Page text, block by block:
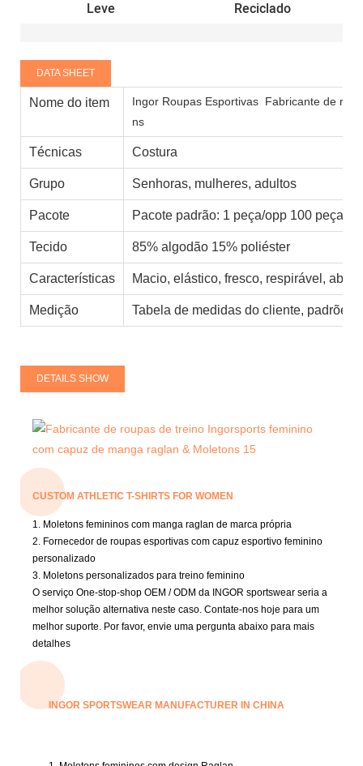
Leve Reciclado
DATA SHEET
Nome do item Ingor Roupas Esportivas Fabricante de
ns
Técnicas Costura
Grupo Senhoras, mulheres, adultos
Pacote Pacote padrão: 1 peça/opp 100 peças/
Tecido 85% algodão 15% poliéster
Características Macio, elástico, fresco, respirável,
Medição Tabela de medidas do cliente, padrões
DETAILS SHOW
CUSTOM ATHLETIC T-SHIRTS FOR WOMEN
1. Moletons femininos com manga raglan de marca própria
2. Fornecedor de roupas esportivas com capuz esportivo feminino
personalizado
3. Moletons personalizados para treino feminino
O serviço One-stop-shop OEM / ODM da INGOR sportswear seria a
melhor solução alternativa neste caso. Contate-nos hoje para um
melhor suporte. Por favor, envie uma pergunta abaixo para mais
detalhes
INGOR SPORTSWEAR MANUFACTURER IN CHINA